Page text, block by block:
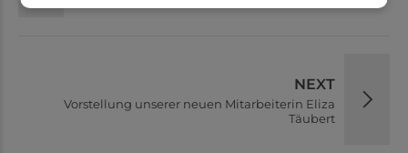
NEXT
Vorstellung unserer neuen Mitarbeiterin Eliza
Täubert